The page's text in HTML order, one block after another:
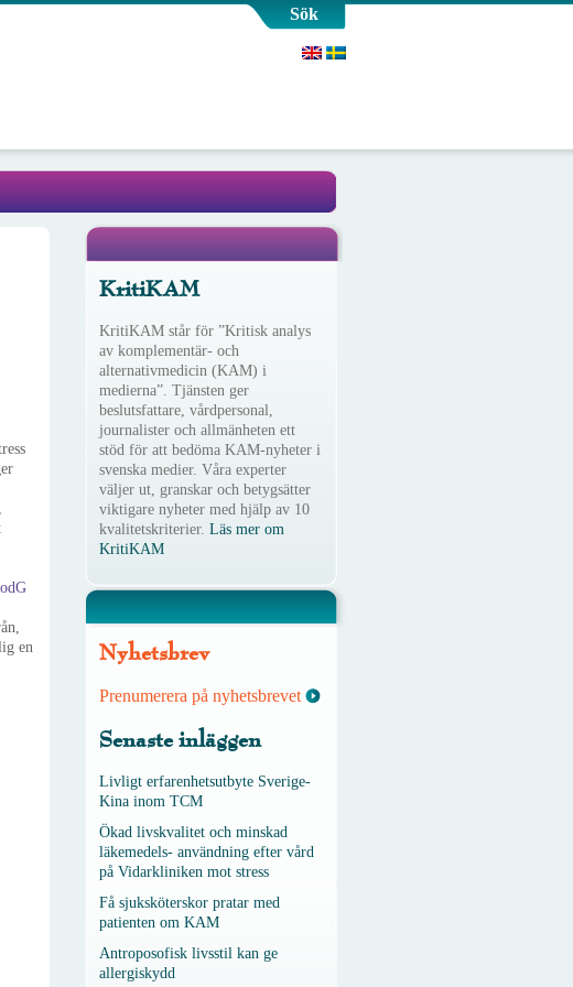
Sök
en
KritiKAM
KritiKAM står för ”Kritisk analys
av komplementär- och
alternativmedicin (KAM) i
medierna”. Tjänsten ger
beslutsfattare, vårdpersonal,
journalister och allmänheten ett
stöd för att bedöma KAM-nyheter i
svenska medier. Våra experter
väljer ut, granskar och betygsätter
viktigare nyheter med hjälp av 10
kvalitetskriterier. Läs mer om
KritiKAM
Nyhetsbrev
Prenumerera på nyhetsbrevet
Senaste inläggen
Livligt erfarenhetsutbyte Sverige-
Kina inom TCM
Ökad livskvalitet och minskad
läkemedels- användning efter vård
på Vidarkliniken mot stress
Få sjuksköterskor pratar med
patienten om KAM
Antroposofisk livsstil kan ge
allergiskydd